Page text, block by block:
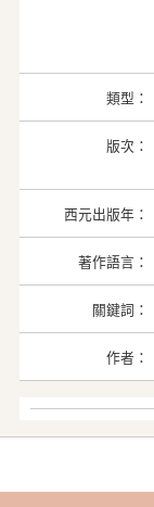
類型：
版次：
西元出版年：
著作語言：
關鍵詞：
作者：